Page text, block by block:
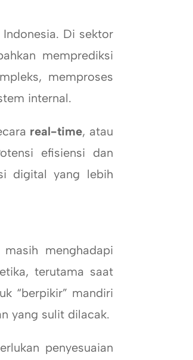
Di sektor
memprediksi
memproses
internal.
real-time, atau
efisiensi dan
digital yang lebih
menghadapi
terutama saat
“berpikir” mandiri
yang sulit dilacak.
penyesuaian